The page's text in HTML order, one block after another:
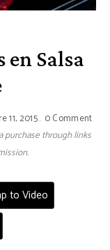
en Salsa
11, 2015 0 Comment
purchase through links
to Video